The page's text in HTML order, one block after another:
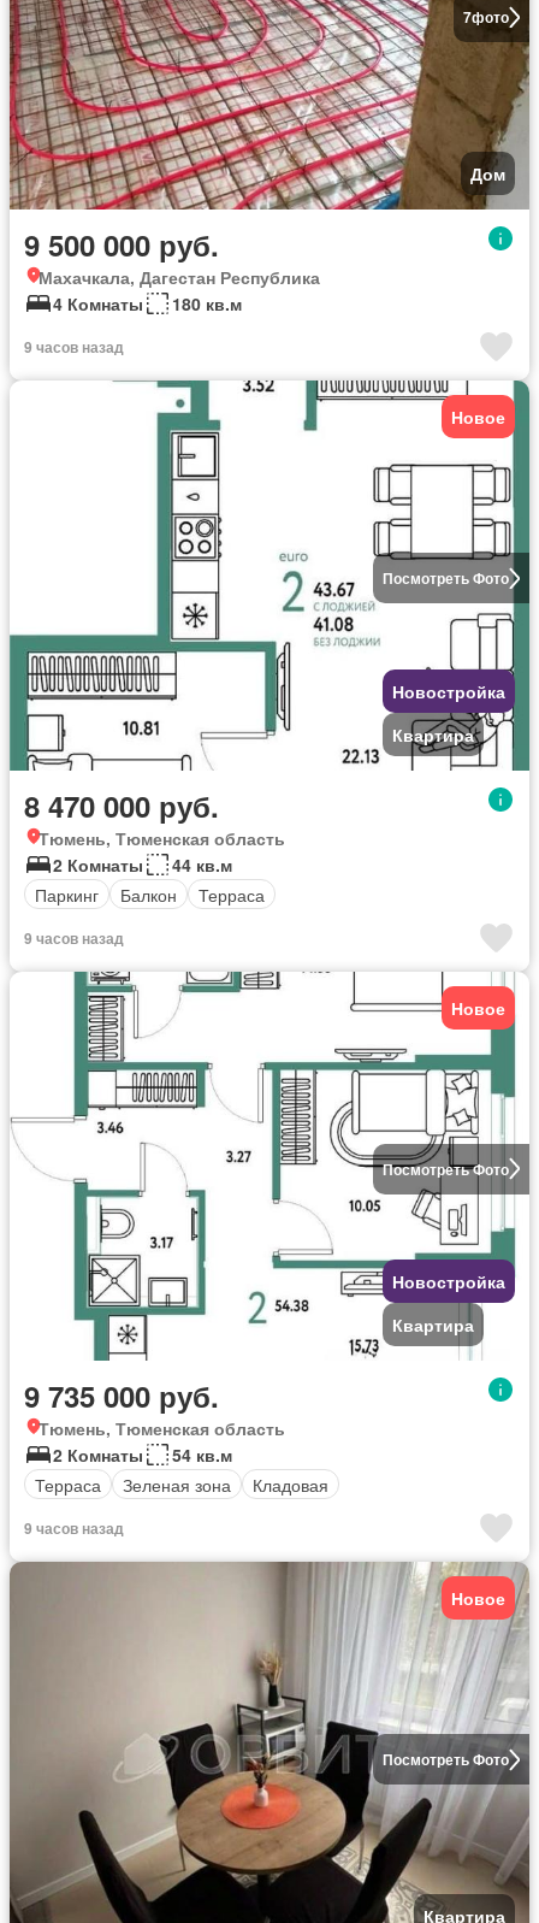
7фото
Дом
9 500 000 руб.
Махачкала, Дагестан Республика
4 Комнаты
180 кв.м
9 часов назад
Посмотреть Фото
Новое
Новостройка
Квартира
8 470 000 руб.
Тюмень, Тюменская область
2 Комнаты
44 кв.м
Паркинг
Балкон Терраса
9 часов назад
Посмотреть Фото
Новое
Новостройка
Квартира
9 735 000 руб.
Тюмень, Тюменская область
2 Комнаты
54 кв.м
Терраса
Зеленая зона Кладовая
9 часов назад
Посмотреть Фото
Новое
Квартира